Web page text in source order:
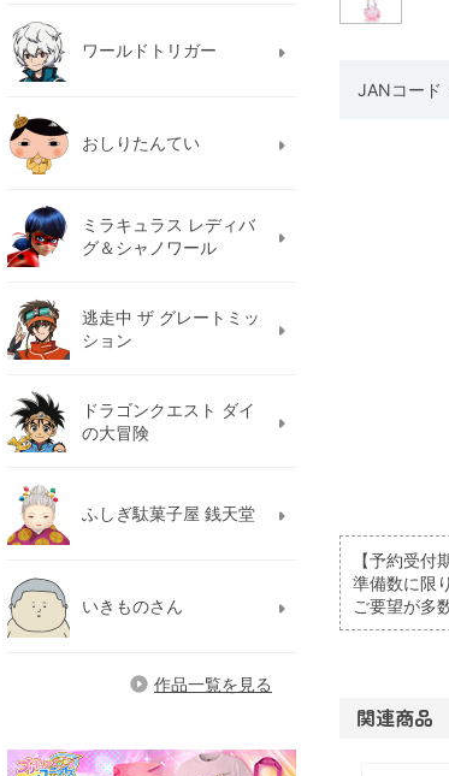
JANコー
【予約受付
準備数に限
ご要望が多
関連商品
ワールドトリガー
おしりたんてい
ミラキュラス レディバ
グ＆シャノワール
逃走中 ザ グレートミッ
ション
ドラゴンクエスト ダイ
の大冒険
ふしぎ駄菓子屋 銭天堂
いきものさん
作品一覧を見る